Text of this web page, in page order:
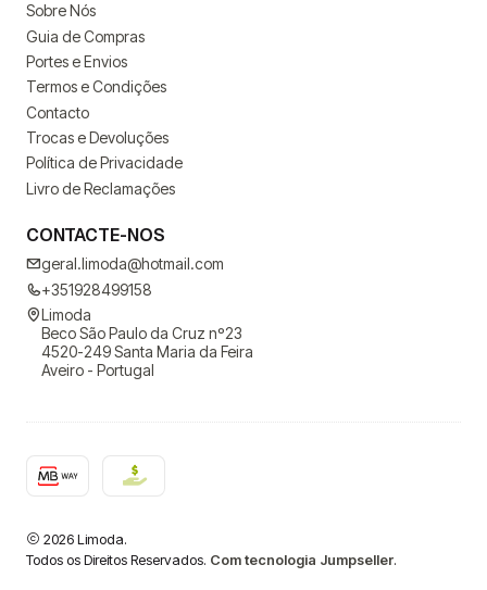
Sobre Nós
Guia de Compras
Portes e Envios
Termos e Condições
Contacto
Trocas e Devoluções
Política de Privacidade
Livro de Reclamações
CONTACTE-NOS
geral.limoda@hotmail.com
+351928499158
Limoda
Beco São Paulo da Cruz nº23
4520-249 Santa Maria da Feira
Aveiro - Portugal
2026 Limoda.
Todos os Direitos Reservados. Com tecnologia Jumpseller.